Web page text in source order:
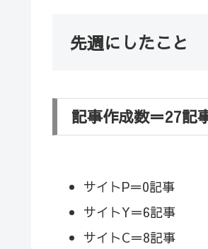
先週にしたこと
記事作成数＝27記
サイトP＝0記事
サイトY＝6記事
サイトC＝8記事